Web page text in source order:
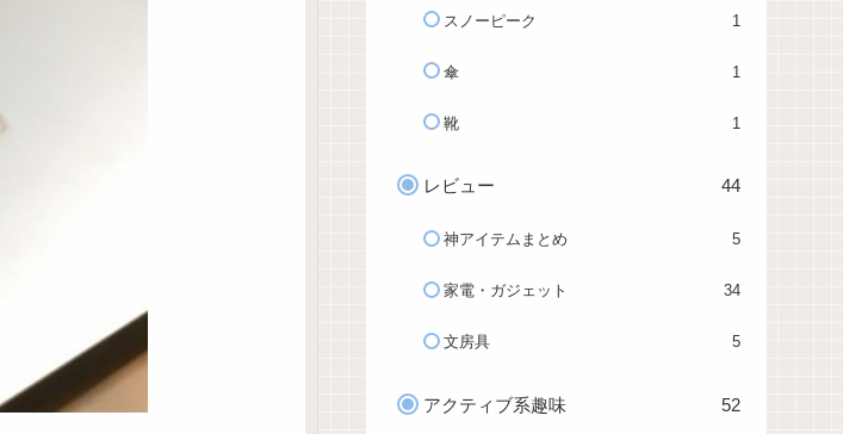
スノーピーク 1
傘 1
靴 1
レビュー 44
神アイテムまとめ 5
家電・ガジェット 34
文房具 5
アクティブ系趣味 52